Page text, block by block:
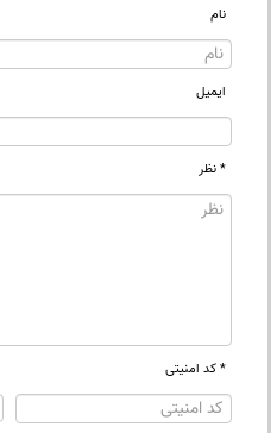
نام
ایمیل
* نظر
* کد امنیتی